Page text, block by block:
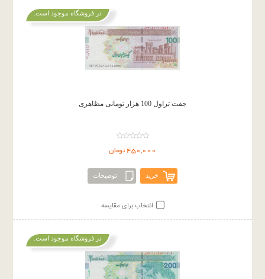
جفت تراول 100 هزار تومانی مظاهری
450,000 تومان
خرید توضیحات
در فروشگاه موجود است.
انتخاب برای مقایسه
در فروشگاه موجود است.